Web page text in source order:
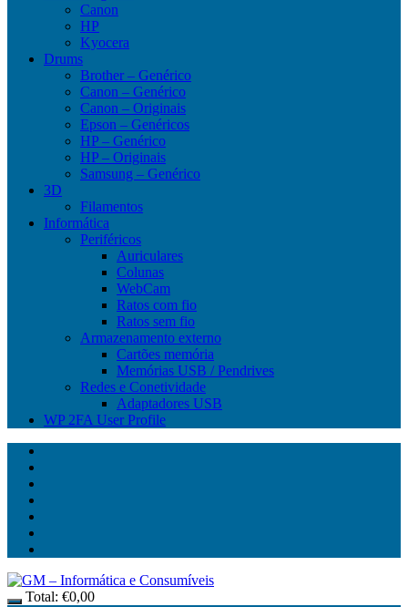
Canon
HP
Kyocera
Drums
Brother – Genérico
Canon – Genérico
Canon – Originais
Epson – Genéricos
HP – Genérico
HP – Originais
Samsung – Genérico
3D
Filamentos
Informática
Periféricos
Auriculares
Colunas
WebCam
Ratos com fio
Ratos sem fio
Armazenamento externo
Cartões memória
Memórias USB / Pendrives
Redes e Conetividade
Adaptadores USB
WP 2FA User Profile
Total: €0,00